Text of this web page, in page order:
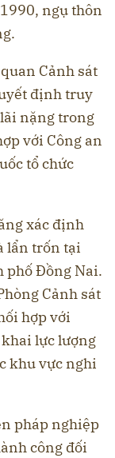
ngụ thôn
Cảnh sát
định truy
lãi nặng trong
với Công an
tổ chức
xác định
lẩn trốn tại
phố Đồng Nai.
Cảnh sát
hợp với
lực lượng
khu vực nghi
pháp nghiệp
công đối